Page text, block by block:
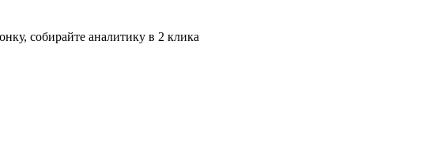
собирайте аналитику в 2 клика